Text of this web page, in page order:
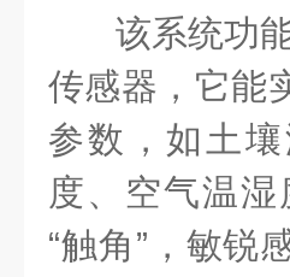
该系统功
传感器，它能
参数，如土
度、空气温
“触角”，敏锐